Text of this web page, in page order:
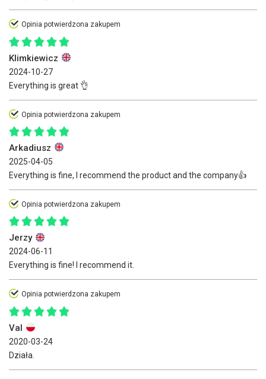
Opinia potwierdzona zakupem
Klimkiewicz
2024-10-27
Everything is great 👌
Opinia potwierdzona zakupem
Arkadiusz
2025-04-05
Everything is fine, I recommend the product and the company👍
Opinia potwierdzona zakupem
Jerzy
2024-06-11
Everything is fine! I recommend it.
Opinia potwierdzona zakupem
Val
2020-03-24
Działa.